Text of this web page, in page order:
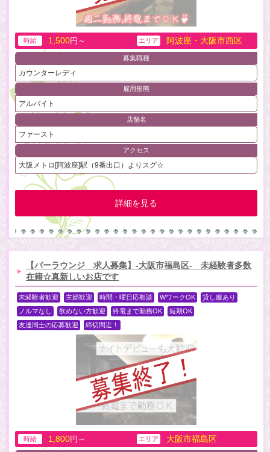
時給 1,500円～ エリア 阿波座・大阪市西区
募集職種
カウンターレディ
雇用形態
アルバイト
店舗名
ファースト
アクセス
大阪メトロ[阿波座]駅（9番出口）よりスグ☆
詳細を見る
【バーラウンジ 求人募集】-大阪市福島区- 未経験者多数
在籍☆真新しいお店です
未経験者歓迎 主婦歓迎 時間・曜日応相談 WワークOK
貸し服あり
ノルマなし
飲めない方歓迎 終電まで勤務OK
短期OK
友達同士の応募歓迎
締切間近！
時給 1,800円～ エリア 大阪市福島区